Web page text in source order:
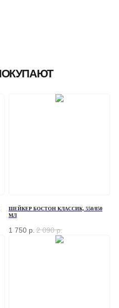
ШЕЙКЕР БОСТОН КЛАССИК, 550/850
МЛ
1 750 р. 2 090 р.